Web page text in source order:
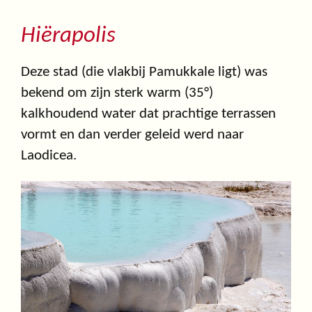
Hiërapolis
Deze stad (die vlakbij Pamukkale ligt) was
bekend om zijn sterk warm (35°)
kalkhoudend water dat prachtige terrassen
vormt en dan verder geleid werd naar
Laodicea.